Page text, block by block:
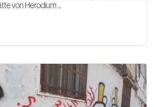
von Herodium ...